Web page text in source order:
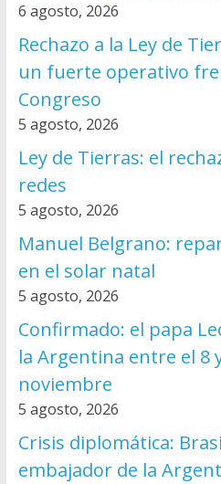
6 agosto, 2026
Rechazo a la Ley de
un fuerte operativo
Congreso
5 agosto, 2026
Ley de Tierras: el
redes
5 agosto, 2026
Manuel Belgrano:
en el solar natal
5 agosto, 2026
Confirmado: el papa
la Argentina entre el 8
noviembre
5 agosto, 2026
Crisis diplomática:
embajador de la